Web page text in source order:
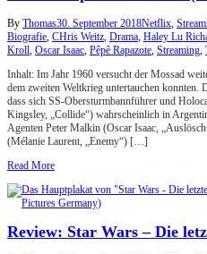
By Thomas30. September 2018Netflix
Biografie CHris Weitz Drama Haley Lu
Kroll Oscar Isaac Pêpê Rapazote Streaming
Inhalt: Im Jahr 1960 versucht der Mossad
dem zweiten Weltkrieg untertauchen konnten.
dass sich SS-Obersturmbannführer und
Kingsley, „Collide“) wahrscheinlich in
Agenten Peter Malkin (Oscar Isaac,
(Mélanie Laurent, „Enemy“) […]
Read More
Review: Star Wars – Die